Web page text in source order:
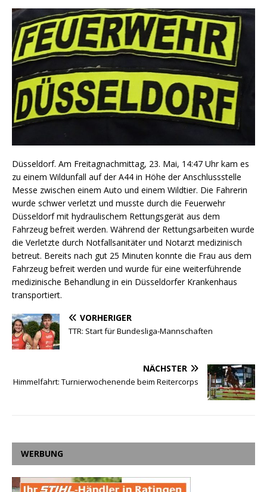
Düsseldorf. Am Freitagnachmittag, 23. Mai, 14:47 Uhr kam es
zu einem Wildunfall auf der A44 in Höhe der Anschlussstelle
Messe zwischen einem Auto und einem Wildtier. Die Fahrerin
wurde schwer verletzt und musste durch die Feuerwehr
Düsseldorf mit hydraulischem Rettungsgerät aus dem
Fahrzeug befreit werden. Während der Rettungsarbeiten wurde
die Verletzte durch Notfallsanitäter und Notarzt medizinisch
betreut. Bereits nach gut 25 Minuten konnte die Frau aus dem
Fahrzeug befreit werden und wurde für eine weiterführende
medizinische Behandlung in ein Düsseldorfer Krankenhaus
transportiert.
VORHERIGER
TTR: Start für Bundesliga-Mannschaften
NÄCHSTER
Himmelfahrt: Turnierwochenende beim Reitercorps
WERBUNG